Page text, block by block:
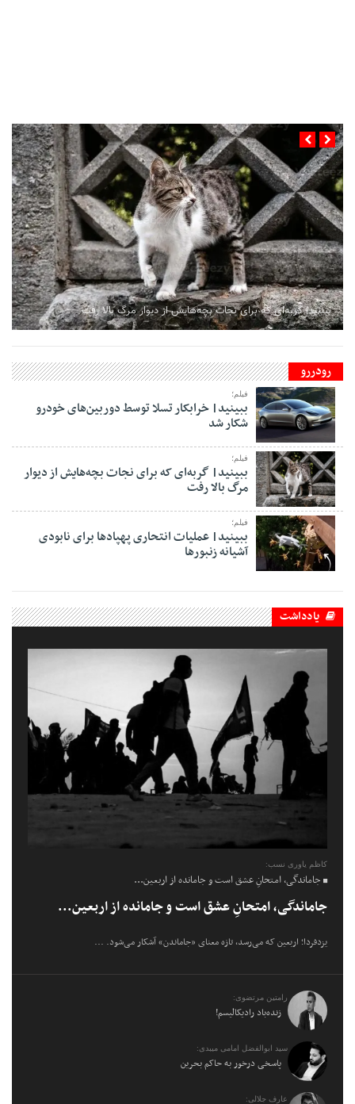
ببینید| گربه‌ای که برای نجات بچه‌هایش از دیوار مرگ بالا رفت
رودررو
فیلم؛
ببینید| خرابکار تسلا توسط دوربین‌های خودرو
شکار شد
فیلم؛
ببینید| گربه‌ای که برای نجات بچه‌هایش از دیوار
مرگ بالا رفت
فیلم؛
ببینید| عملیات انتحاری پهپادها برای نابودی
آشیانه زنبورها
یادداشت
کاظم یاوری نسب:
جاماندگی، امتحانِ عشق است و جامانده از اربعین...
جاماندگی، امتحانِ عشق است و جامانده از اربعین...
یزدفردا؛ اربعین که می‌رسد، تازه معنای «جاماندن» آشکار می‌شود. ...
رامتین مرتضوی:
زنده‌باد رادیکالیسم!
سید ابوالفضل امامی میبدی:
پاسخی درخور به حاکم بحرین
عارف جلالی: